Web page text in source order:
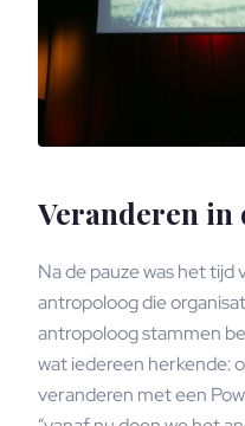
Veranderen in
Na de pauze was het
antropoloog die
antropoloog stammen
wat iedereen herkende:
veranderen met een